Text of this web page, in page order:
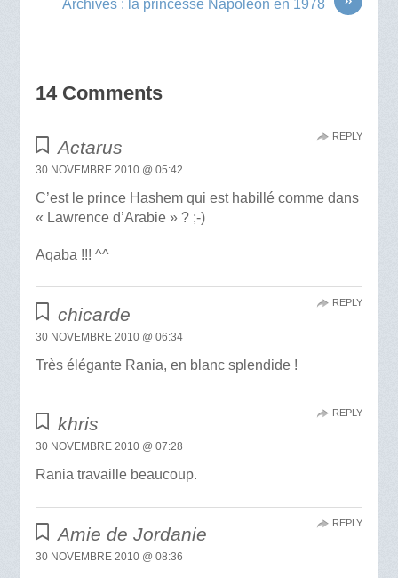
Archives : la princesse Napoléon en 1978
14 Comments
Actarus
30 NOVEMBRE 2010 @ 05:42
C’est le prince Hashem qui est habillé comme dans
« Lawrence d’Arabie » ? ;-)
Aqaba !!! ^^
REPLY
chicarde
30 NOVEMBRE 2010 @ 06:34
Très élégante Rania, en blanc splendide !
REPLY
khris
30 NOVEMBRE 2010 @ 07:28
Rania travaille beaucoup.
REPLY
Amie de Jordanie
30 NOVEMBRE 2010 @ 08:36
REPLY